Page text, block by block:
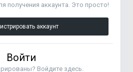
получения аккаунта. Это просто!
аккаунт
Войти
Войдите здесь.